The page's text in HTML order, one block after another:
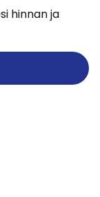
hinnan ja